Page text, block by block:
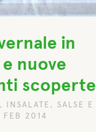
in
nuove
scoperte
, INSALATE , SALSE E
FEB 2014